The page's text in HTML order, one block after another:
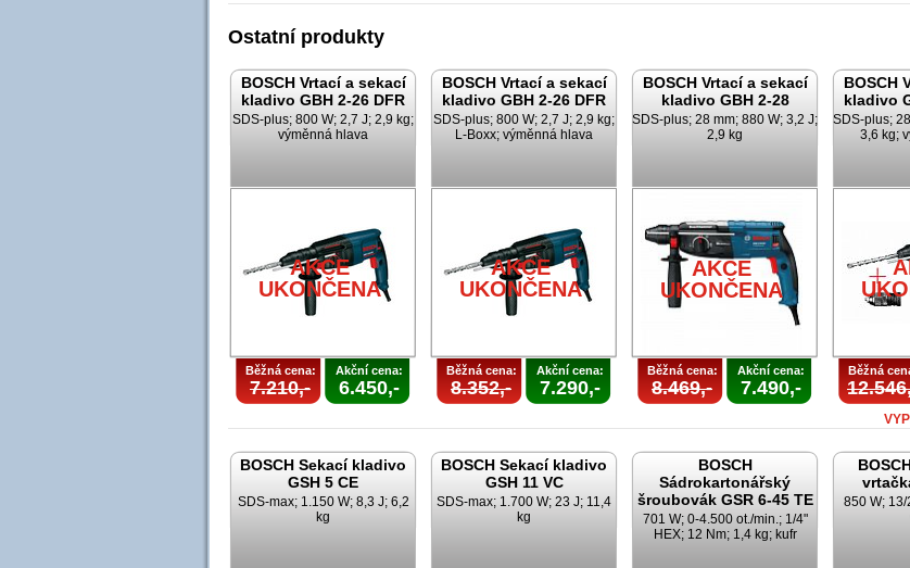
Ostatní produkty
BOSCH Vrtací a sekací
kladivo GBH 2-26 DFR
SDS-plus; 800 W; 2,7 J; 2,9 kg;
výměnná hlava
AKCE
UKONČENA
Běžná cena:
7.210,-
Akční cena:
6.450,-
BOSCH Vrtací a sekací
kladivo GBH 2-26 DFR
SDS-plus; 800 W; 2,7 J; 2,9 kg;
L-Boxx; výměnná hlava
AKCE
UKONČENA
Běžná cena:
8.352,-
Akční cena:
7.290,-
BOSCH Vrtací a sekací
kladivo GBH 2-28
SDS-plus; 28 mm; 880 W; 3,2 J;
2,9 kg
AKCE
UKONČENA
Běžná cena:
8.469,-
Akční cena:
7.490,-
BOSCH
kladivo
SDS-plus;
3,6 kg;
Běžná
BOSCH Sekací kladivo
GSH 5 CE
SDS-max; 1.150 W; 8,3 J; 6,2
kg
BOSCH Sekací kladivo
GSH 11 VC
SDS-max; 1.700 W; 23 J; 11,4
kg
BOSCH
Sádrokartonářský
šroubovák GSR 6-45 TE
701 W; 0-4.500 ot./min.; 1/4"
HEX; 12 Nm; 1,4 kg; kufr
850 W;